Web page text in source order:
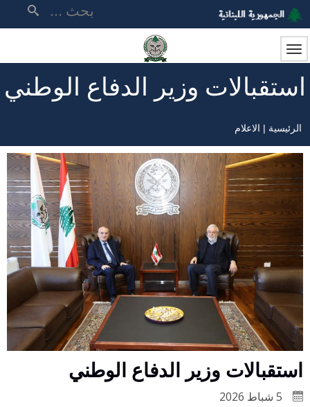
تجاوز
إلى
المحتوى
الرئيسي
استقبالات وزير الدفاع الوطني
مسار
التنقل
الرئيسية الاعلام
استقبالات وزير الدفاع الوطني